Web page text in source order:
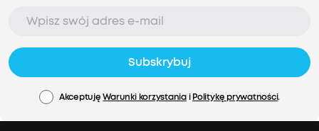
Subskrybuj
AkceptujęWarunki korzystaniaiPolitykę prywatności.